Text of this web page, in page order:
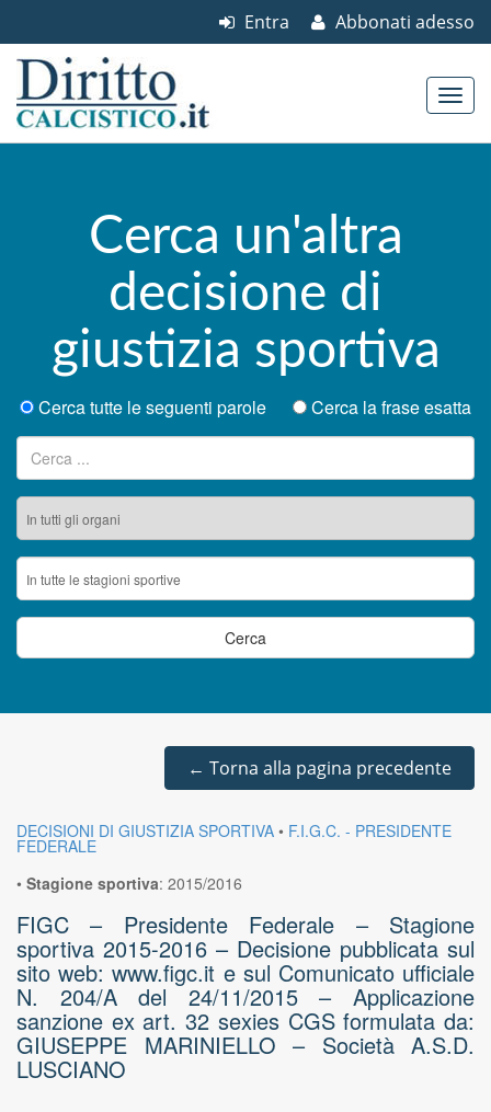
Abbonati adesso
Entra
Cerca un'altra
decisione di
giustizia sportiva
Cerca tutte le seguenti parole
Cerca la frase esatta
Ricerca per:
← Torna alla pagina precedente
DECISIONI DI GIUSTIZIA SPORTIVA • F.I.G.C. - PRESIDENTE
FEDERALE
• Stagione sportiva: 2015/2016
FIGC – Presidente Federale – Stagione
sportiva 2015-2016 – Decisione pubblicata sul
sito web: www.figc.it e sul Comunicato ufficiale
N. 204/A del 24/11/2015 – Applicazione
sanzione ex art. 32 sexies CGS formulata da:
GIUSEPPE MARINIELLO – Società A.S.D.
LUSCIANO